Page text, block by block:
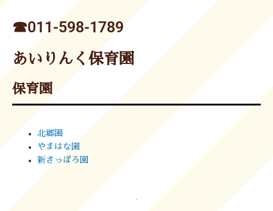
☎︎011-598-1789
あいりんく保育園
保育園
北郷園
やまはな園
新さっぽろ園